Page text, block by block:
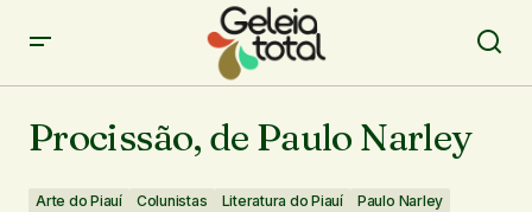
Procissão, de Paulo Narley
Arte do Piauí Colunistas Literatura do Piauí
Paulo Narley